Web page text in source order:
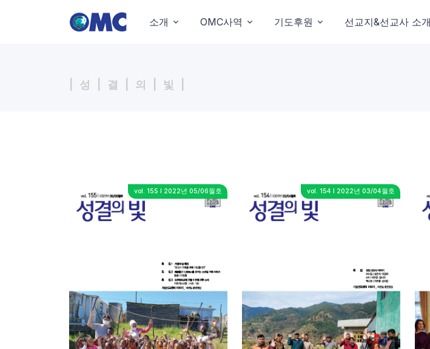
소개 OMC사역 기도후원 선교지&선교사 소개
| 성 | 결 | 의 | 빛 |
vol. 155 I 2022년 05/06월호 vol. 154 I 2022년 03/04월호